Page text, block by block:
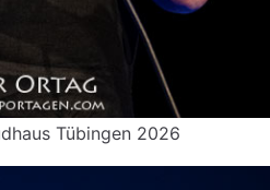
Tübingen 2026